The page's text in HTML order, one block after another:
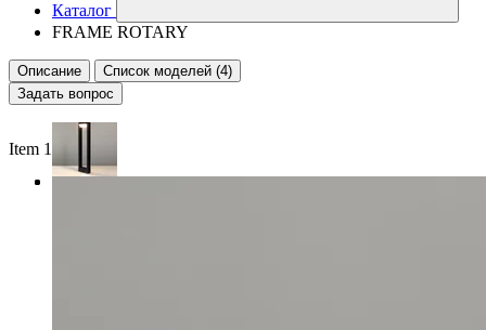
Каталог
FRAME ROTARY
Описание
Список моделей (4)
Задать вопрос
Item 1 of 3